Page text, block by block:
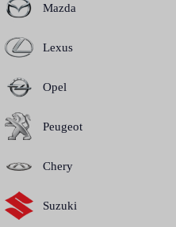
Mazda
Lexus
Opel
Peugeot
Chery
Suzuki